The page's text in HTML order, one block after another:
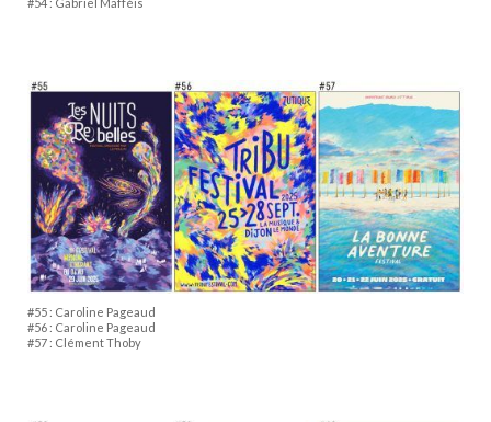
#55 : Caroline Pageaud
#56 : Caroline Pageaud
#57 : Clément Thoby